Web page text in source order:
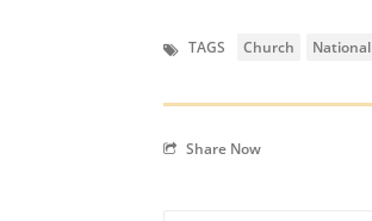
TAGS Church National
Share Now